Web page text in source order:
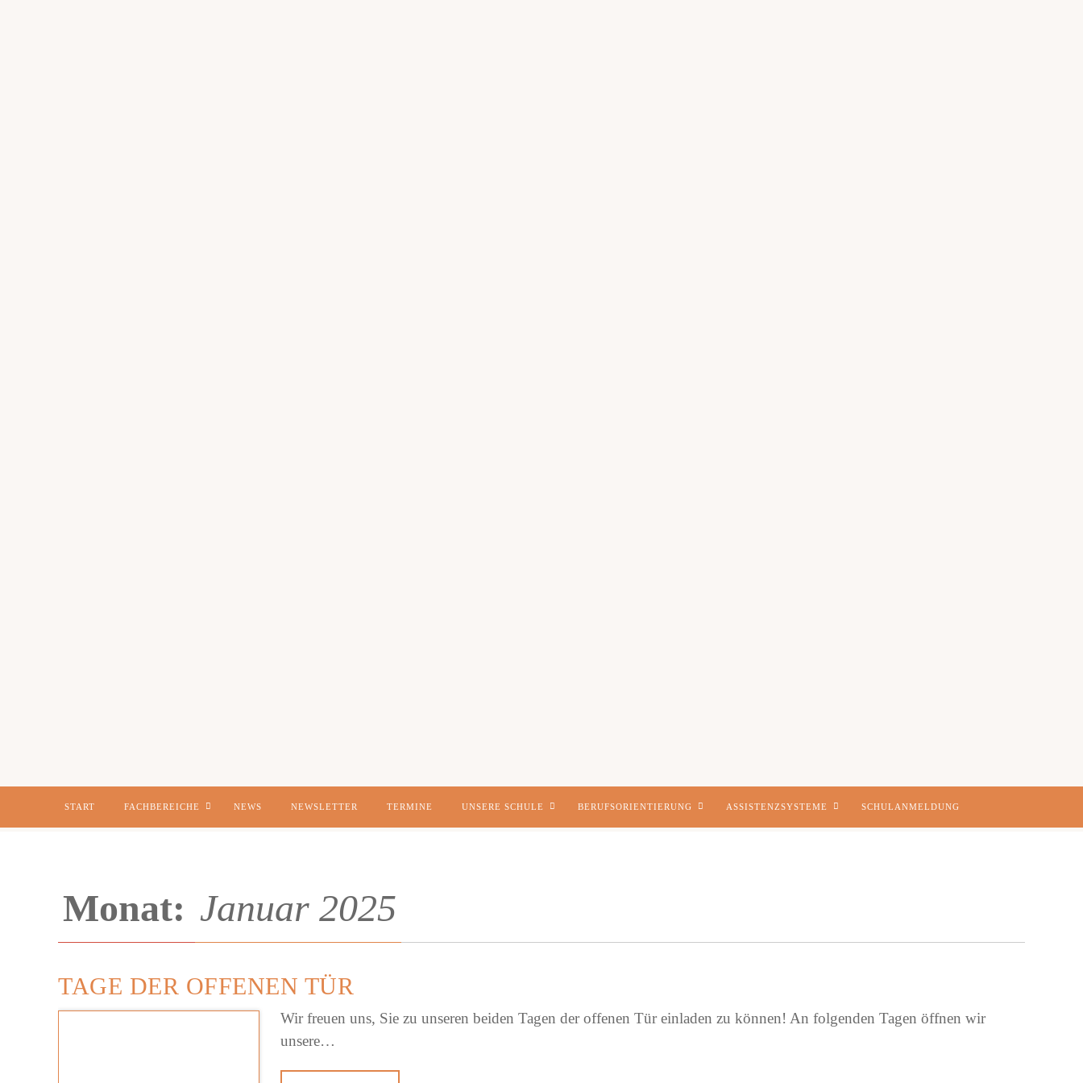
springen
START FACHBEREICHE NEWS NEWSLETTER TERMINE UNSERE SCHULE BERUFSORIENTIERUNG ASSISTENZSYSTEME SCHULANMELDUNG
Monat: Januar 2025
TAGE DER OFFENEN TÜR
Wir freuen uns, Sie zu unseren beiden Tagen der offenen Tür einladen zu können! An folgenden Tagen öffnen wir
unsere…